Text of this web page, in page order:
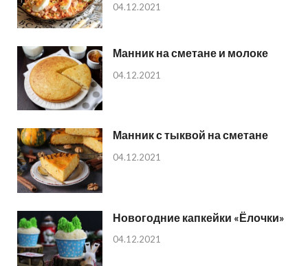
04.12.2021
Манник на сметане и молоке
04.12.2021
Манник с тыквой на сметане
04.12.2021
Новогодние капкейки «Ёлочки»
04.12.2021